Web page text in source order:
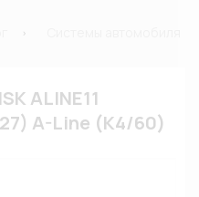
ALINE11
A-Line (К4/60)